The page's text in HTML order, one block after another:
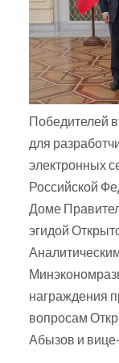
Победителей
для
электронных
Российской
Доме
эгидой
награждения
вопросам
Абызов и